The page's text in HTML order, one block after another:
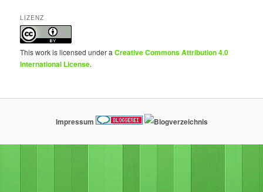
LIZENZ
This work is licensed under aCreative Commons Attribution 4.0
International License.
Impressum